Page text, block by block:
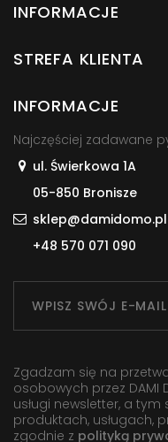
INFORMACJE
STREFA KLIENTA
INFORMACJE
Najczęściej zadawane
ul. Świerkowa 1A
05-850 Bronisze
sklep@damidomo.pl
+48 570 071 090
Zgadzam się na
osobowych przez DAMI
usługi newsletter, a
produktach, usługach,
zgodnie z polityką